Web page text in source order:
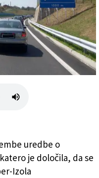
uredbe o
je določila, da se
Izola